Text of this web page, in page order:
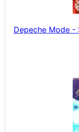
Depeche Mode -